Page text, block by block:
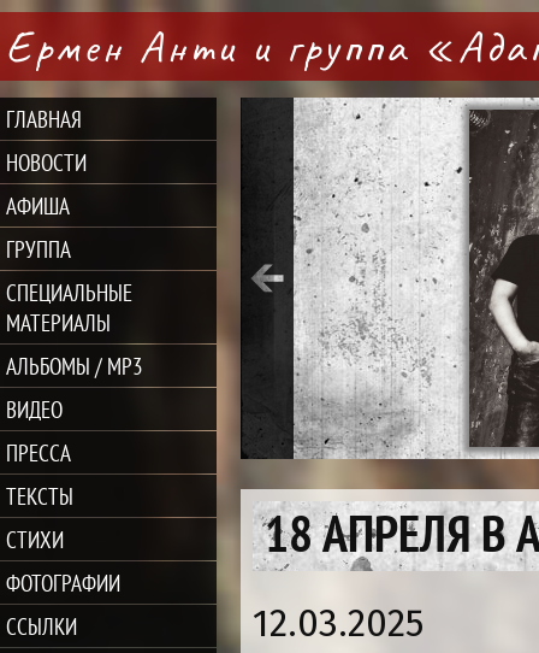
Ермен Анти и группа
ГЛАВНАЯ
НОВОСТИ
АФИША
ГРУППА
СПЕЦИАЛЬНЫЕ
МАТЕРИАЛЫ
АЛЬБОМЫ / MP3
ВИДЕО
ПРЕССА
ТЕКСТЫ
СТИХИ
ФОТОГРАФИИ
ССЫЛКИ
18 АПРЕЛЯ В
12.03.2025